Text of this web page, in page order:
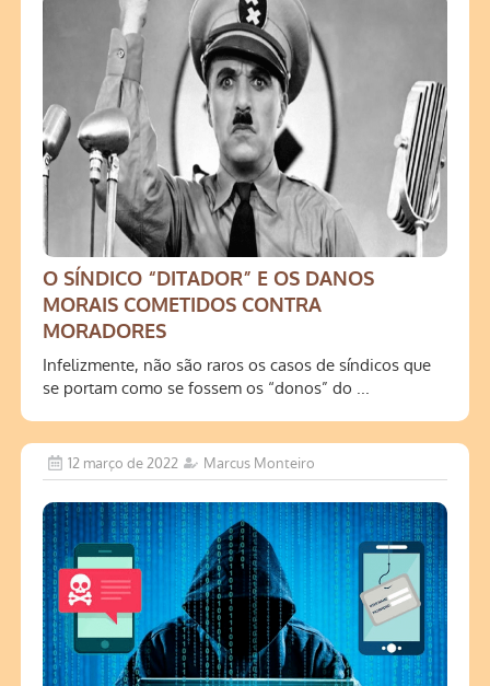
O SÍNDICO “DITADOR” E OS DANOS
MORAIS COMETIDOS CONTRA
MORADORES
Infelizmente, não são raros os casos de síndicos que
se portam como se fossem os “donos” do ...
12 março de 2022 Marcus Monteiro